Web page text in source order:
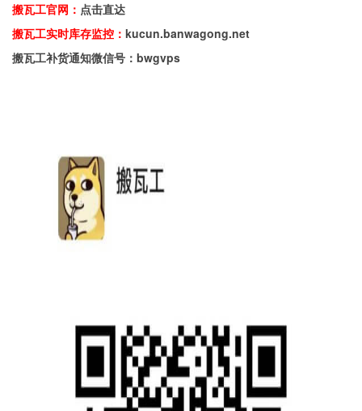
搬瓦工官网： 点击直达
搬瓦工实时库存监控： kucun.banwagong.net
搬瓦工补货通知微信号：bwgvps